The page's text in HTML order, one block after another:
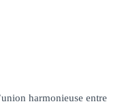
harmonieuse entre